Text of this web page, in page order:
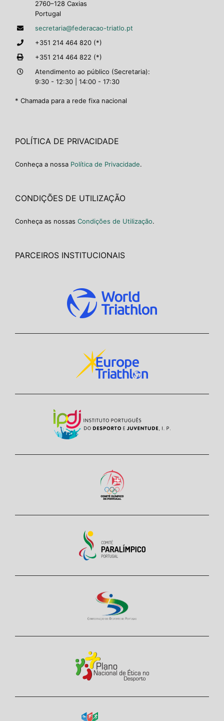
2760–128 Caxias
Portugal
secretaria@federacao-triatlo.pt
+351 214 464 820 (*)
+351 214 464 822 (*)
Atendimento ao público (Secretaria):
9:30 - 12:30 | 14:00 - 17:30
* Chamada para a rede fixa nacional
POLÍTICA DE PRIVACIDADE
Conheça a nossa Política de Privacidade.
CONDIÇÕES DE UTILIZAÇÃO
Conheça as nossas Condições de Utilização.
PARCEIROS INSTITUCIONAIS